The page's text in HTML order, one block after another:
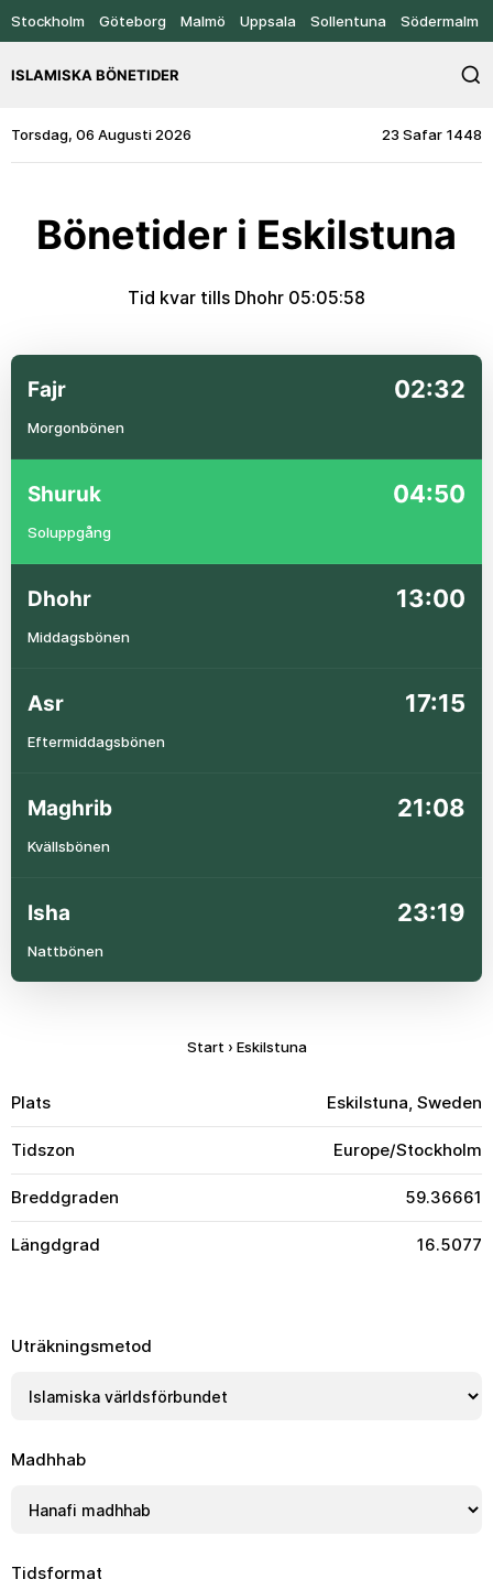
Stockholm Göteborg Malmö Uppsala Sollentuna Södermalm
ISLAMISKA BÖNETIDER
Torsdag, 06 Augusti 2026 23 Safar 1448
Bönetider i Eskilstuna
Tid kvar tills Dhohr 05:05:57
Fajr 02:32
Morgonbönen
Shuruk 04:50
Soluppgång
Dhohr 13:00
Middagsbönen
Asr 17:15
Eftermiddagsbönen
Maghrib 21:08
Kvällsbönen
Isha 23:19
Nattbönen
Start › Eskilstuna
Plats Eskilstuna, Sweden
Tidszon Europe/Stockholm
Breddgraden 59.36661
Längdgrad 16.5077
Uträkningsmetod
Madhhab
Tidsformat